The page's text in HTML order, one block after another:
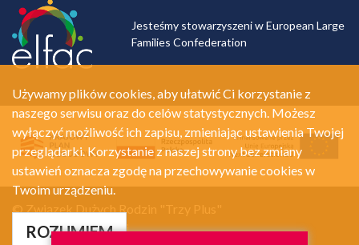
Jesteśmy stowarzyszeni w European Large
Families Confederation
Polityka prywatności
Używamy plików cookies, aby ułatwić Ci korzystanie z
naszego serwisu oraz do celów statystycznych. Możesz
wyłączyć możliwość ich zapisu, zmieniając ustawienia Twojej
przeglądarki. Korzystanie z naszej strony bez zmiany
ustawień oznacza zgodę na przechowywanie cookies w
Twoim urządzeniu.
ROZUMIEM